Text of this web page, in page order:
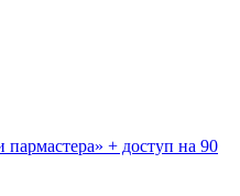
+ доступ на 90